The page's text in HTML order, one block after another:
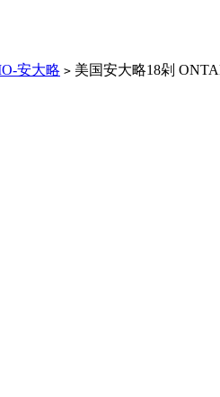
安大略 > 美国安大略18剁